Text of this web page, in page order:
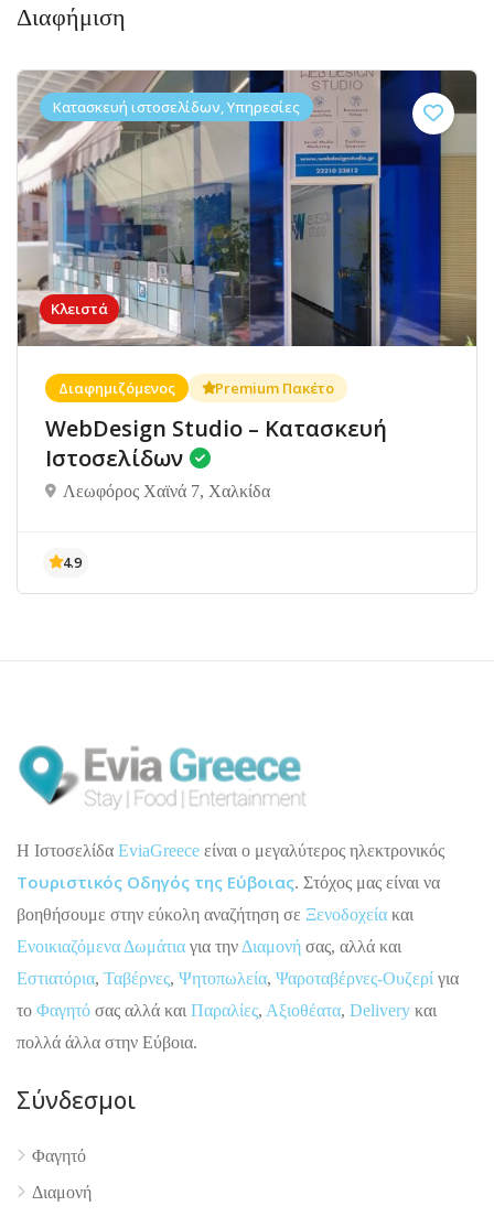
Διαφήμιση
Κλειστά
Κατασκευή ιστοσελίδων, Υπηρεσίες
Διαφημιζόμενος Premium Πακέτο
WebDesign Studio – Κατασκευή
Ιστοσελίδων
Λεωφόρος Χαϊνά 7, Χαλκίδα
4.9
H Ιστοσελίδα EviaGreece είναι ο μεγαλύτερος ηλεκτρονικός
Τουριστικός Οδηγός της Εύβοιας. Στόχος μας είναι να
βοηθήσουμε στην εύκολη αναζήτηση σε Ξενοδοχεία και
Ενοικιαζόμενα Δωμάτια για την Διαμονή σας, αλλά και
Εστιατόρια, Ταβέρνες, Ψητοπωλεία, Ψαροταβέρνες-Ουζερί για
το Φαγητό σας αλλά και Παραλίες, Αξιοθέατα, Delivery και
πολλά άλλα στην Εύβοια.
Σύνδεσμοι
Φαγητό
Διαμονή